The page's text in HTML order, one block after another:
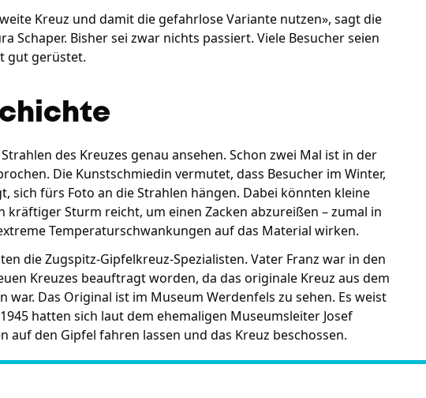
Kreuz und damit die gefahrlose Variante nutzen», sagt die
Schaper. Bisher sei zwar nichts passiert. Viele Besucher seien
gut gerüstet.
des Kreuzes genau ansehen. Schon zwei Mal ist in der
Die Kunstschmiedin vermutet, dass Besucher im Winter,
sich fürs Foto an die Strahlen hängen. Dabei könnten kleine
kräftiger Sturm reicht, um einen Zacken abzureißen – zumal in
Temperaturschwankungen auf das Material wirken.
die Zugspitz-Gipfelkreuz-Spezialisten. Vater Franz war in den
Kreuzes beauftragt worden, da das originale Kreuz aus dem
war. Das Original ist im Museum Werdenfels zu sehen. Es weist
hatten sich laut dem ehemaligen Museumsleiter Josef
auf den Gipfel fahren lassen und das Kreuz beschossen.